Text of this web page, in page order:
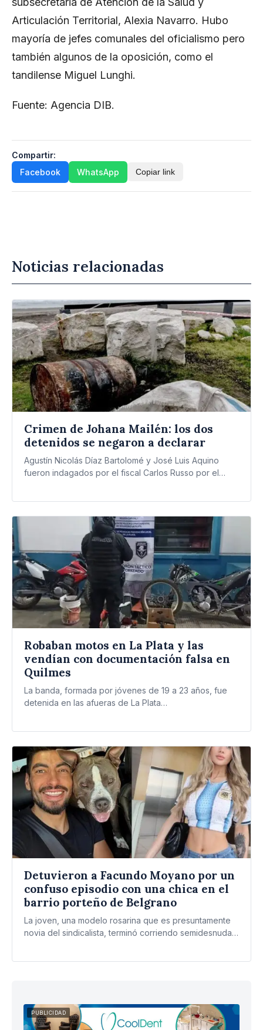
Articulación Territorial, Alexia Navarro. Hubo
mayoría de jefes comunales del oficialismo pero
también algunos de la oposición, como el
tandilense Miguel Lunghi.
Fuente: Agencia DIB.
Compartir:
Facebook
WhatsApp Copiar link
Noticias relacionadas
Crimen de Johana Mailén: los dos
detenidos se negaron a declarar
Agustín Nicolás Díaz Bartolomé y José Luis Aquino
fueron indagados por el fiscal Carlos Russo por el
Robaban motos en La Plata y las
vendían con documentación falsa en
Quilmes
La banda, formada por jóvenes de 19 a 23 años, fue
detenida en las afueras de La Plata…
Detuvieron a Facundo Moyano por un
confuso episodio con una chica en el
barrio porteño de Belgrano
La joven, una modelo rosarina que es presuntamente
novia del sindicalista, terminó corriendo semidesnuda
PUBLICIDAD